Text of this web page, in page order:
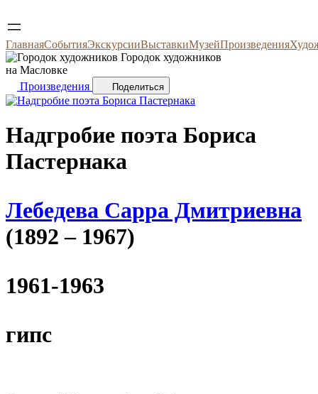
ГлавнаяСобытияЭкскурсииВыставкиМузейПроизведения
Городок художников
на Масловке
Произведения
Поделиться
Надгробие поэта Бориса
Пастернака
Лебедева Сарра Дмитриевна
(1892 – 1967)
1961-1963
гипс